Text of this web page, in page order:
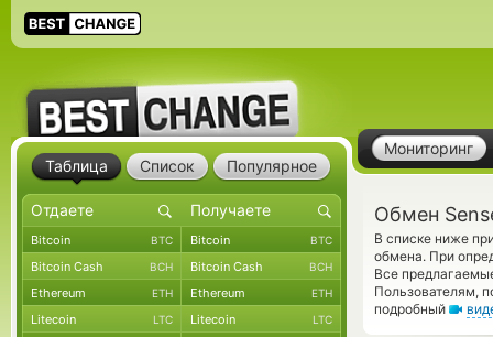
Мониторинг
Обмен
В списке ниже
обмена. При
Все
Пользователям,
подробный
Таблица Список Популярное
Bitcoin BTC Bitcoin BTC
Bitcoin Cash BCH Bitcoin Cash BCH
Ethereum ETH Ethereum ETH
Litecoin LTC Litecoin LTC